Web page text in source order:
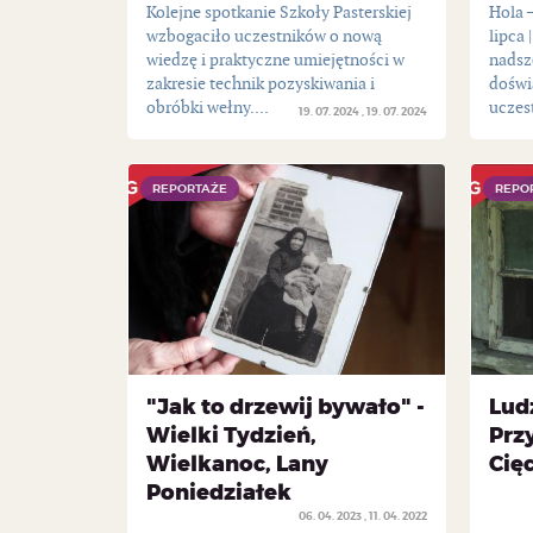
19. 07. 2024 19. 07. 2024
Kolejne spotkanie Szkoły Pasterskiej
wzbogaciło uczestników o nową
wiedzę i praktyczne umiejętności w
zakresie technik pozyskiwania i
obróbki wełny....
Hola
lipca
"Jak to drzewij bywało" -
Wielki Tydzień,
Wielkanoc, Lany
Poniedziałek
REPORTAŻE
06. 04. 2023 11. 04. 2022
REPORTAŻE